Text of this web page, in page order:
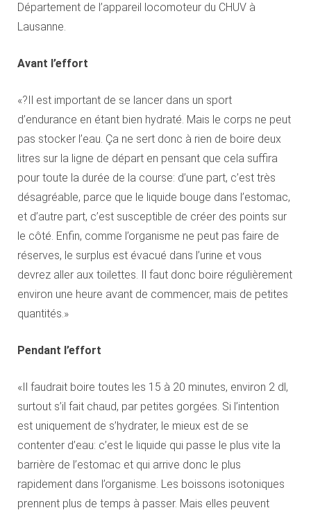
Département de l’appareil locomoteur du CHUV à
Lausanne.
Avant l’effort
«?Il est important de se lancer dans un sport
d’endurance en étant bien hydraté. Mais le corps ne peut
pas stocker l’eau. Ça ne sert donc à rien de boire deux
litres sur la ligne de départ en pensant que cela suffira
pour toute la durée de la course: d’une part, c’est très
désagréable, parce que le liquide bouge dans l’estomac,
et d’autre part, c’est susceptible de créer des points sur
le côté. Enfin, comme l’organisme ne peut pas faire de
réserves, le surplus est évacué dans l’urine et vous
devrez aller aux toilettes. Il faut donc boire régulièrement
environ une heure avant de commencer, mais de petites
quantités.»
Pendant l’effort
«Il faudrait boire toutes les 15 à 20 minutes, environ 2 dl,
surtout s’il fait chaud, par petites gorgées. Si l’intention
est uniquement de s’hydrater, le mieux est de se
contenter d’eau: c’est le liquide qui passe le plus vite la
barrière de l’estomac et qui arrive donc le plus
rapidement dans l’organisme. Les boissons isotoniques
prennent plus de temps à passer. Mais elles peuvent